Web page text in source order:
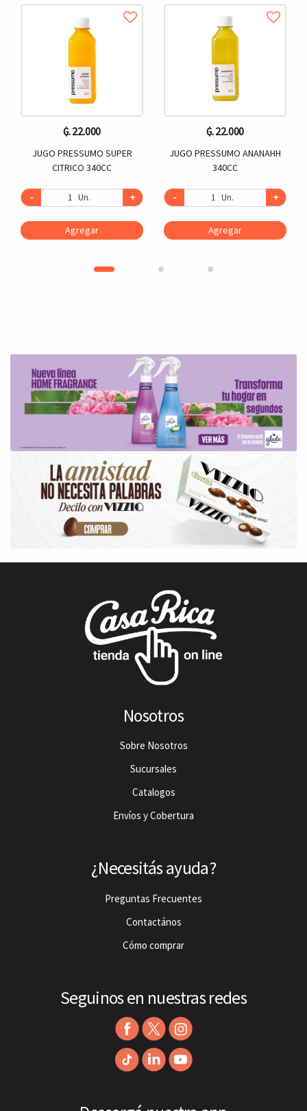
₲. 22.000
JUGO PRESSUMO SUPER
CITRICO 340CC
- Un. +
Agregar
₲. 22.000
JUGO PRESSUMO ANANAHH
340CC
- Un. +
Agregar
Nosotros
Sobre Nosotros
Sucursales
Catalogos
Envíos y Cobertura
¿Necesitás ayuda?
Preguntas Frecuentes
Contactános
Cómo comprar
Seguinos en nuestras redes